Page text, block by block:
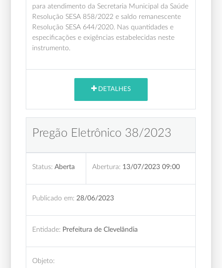
para atendimento da Secretaria Municipal da Saúde
Resolução SESA 858/2022 e saldo remanescente
Resolução SESA 644/2020. Nas quantidades e
especificações e exigências estabelecidas neste
instrumento.
DETALHES
Pregão Eletrônico 38/2023
Status: Aberta Abertura: 13/07/2023 09:00
Publicado em: 28/06/2023
Entidade: Prefeitura de Clevelândia
Objeto: